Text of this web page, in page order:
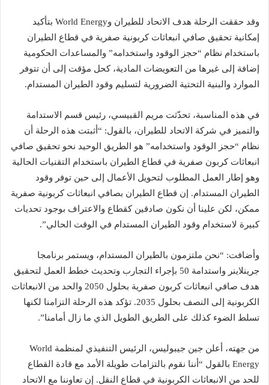
وقد حققت الرحلة هدف الاتحاد للطيران وWorld Energy بتأكيد
إمكانية تحقيق صافي انبعاثات كربونية صفرية في قطاع الطيران
باستخدام نظام “حجز الوقود واستخدامه” والمساعدات الحكومية
إضافة إلى غيرها من التعويضات المادية، كحل مؤقت إلى أن تتوفر
الموارد والبنية التحتية الضرورية لتسليم وقود الطيران المستدام.
في هذه المناسبة، تحدّثت مريم القبيسي، رئيس قسم الاستدامة
والتميز في شركة الاتحاد للطيران، بالقول: “أثبتت هذه الرحلة أن
نظام “حجز الوقود واستخدامه” هو الطريق الوحيد نحو تحقيق صافي
انبعاثات كربون صفرية في قطاع الطيران باستخدام التقنيات الحالية
وهو إطار العمل المطلوب لتحويل الأعمال إلى حين توفر وقود
الطيران المستدام. إن قطاع الطيران بصافي انبعاثات كربونية صفرية
ممكن، لكن علينا أن نكون صادقين كقطاع والاعتراف بوجود تحديات
كبيرة لاستخدام وقود الطيران المستدام في الوقت الحالي”.
وأضافت: “نحن ملتزمون بالطيران المستدام، ويستمر برنامجا
جرينلاينر واستدامة 50 بإجراء التجارب وتحديث خطط العمل لتحقيق
هدف صافي انبعاثات كربون صفرية بحلول 2050 والحد من الانبعاثات
الكربونية إلى النصف بحلول 2035. تؤكد هذه الرحلة التزامنا لكنها
تسلط الضوء كذلك على الطريق الطويل الذي ما زال أمامنا”.
من جهته، أعلن جين جيبوليس، الرئيس التنفيذي لمنظمة World
Energy بالقول “أننا نقوم بالتزامات طويلة الأمد مع قادة القطاع
للحد من الانبعاثات الكربونية في قطاع النقل. إن تعاوننا مع الاتحاد